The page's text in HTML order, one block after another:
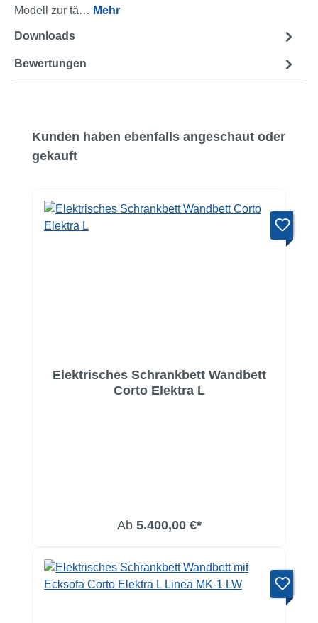
Modell zur tä… Mehr
Downloads
Bewertungen
Produktgalerie überspringen
Kunden haben ebenfalls angeschaut oder
gekauft
Elektrisches Schrankbett Wandbett
Corto Elektra L
Ab 5.400,00 €*